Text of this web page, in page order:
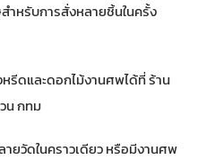
หรับการสั่งหลายชิ้นในครั้ง
รีดและดอกไม้งานศพได้ที่ร้าน
น กทม
ยวัดในคราวเดียว หรือมีงานศพ